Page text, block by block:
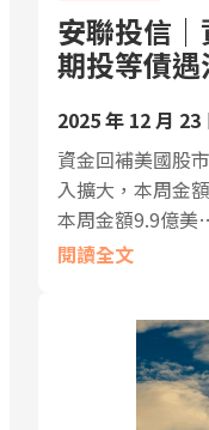
安聯投信
期投等債遇
2025 年 12 月 23
資金回補美國股
入擴大，本周金
本周金額9.9億美
閱讀全文